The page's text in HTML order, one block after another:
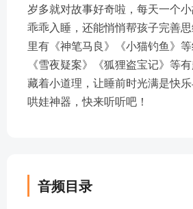
岁多就对故事好奇啦，每天一个
乖乖入睡，还能悄悄帮孩子完善
里有《神笔马良》《小猫钓鱼》
《雪夜疑案》《狐狸盗宝记》等
藏着小道理，让睡前时光满是快
哄娃神器，快来听听吧！
音频目录